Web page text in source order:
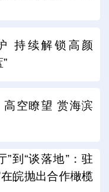
持续解锁高颜
高空瞭望 赏海滨
”到“谈落地”：驻
皖抛出合作橄榄